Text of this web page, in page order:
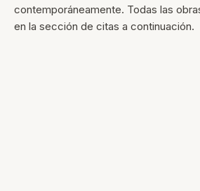
contemporáneamente. Todas las
en la sección de citas a continuación.